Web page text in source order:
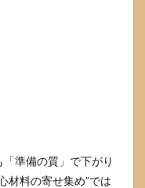
準備の質」で下がり
材料の寄せ集め”では